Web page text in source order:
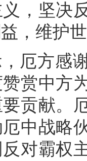
，坚决
，维护
厄方感
赏中方
贡献。
中战略
对霸权